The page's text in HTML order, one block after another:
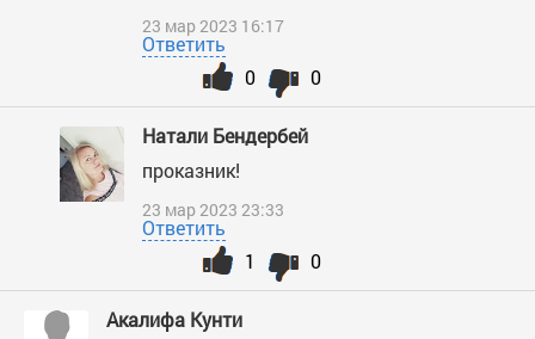
23 мар 2023 16:17
Ответить
0
0
Натали Бендербей
проказник!
23 мар 2023 23:33
Ответить
0
1
Акалифа Кунти